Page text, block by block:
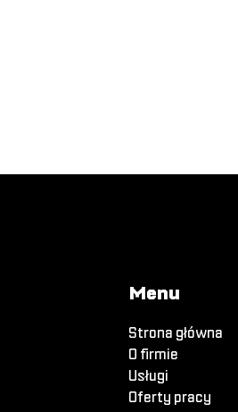
Menu
Strona główna
O firmie
Usługi
Oferty pracy